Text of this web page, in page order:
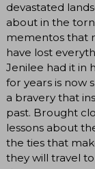
devastated
about in the
mementos that
have lost
Jenilee had it in
for years is now
a bravery that
past. Brought
lessons about
the ties that
they will travel